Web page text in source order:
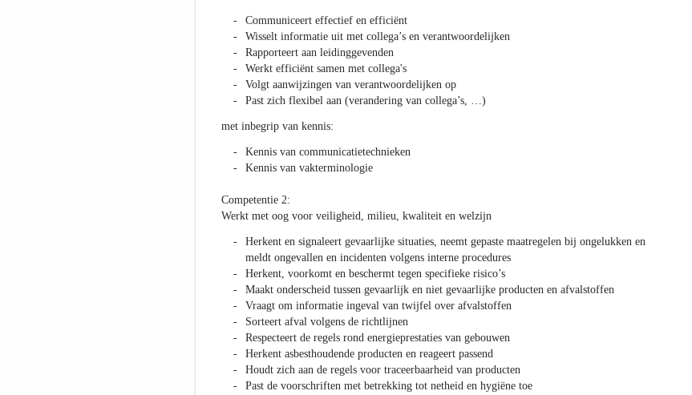
Communiceert effectief en efficiënt
Wisselt informatie uit met collega’s en verantwoordelijken
Rapporteert aan leidinggevenden
Werkt efficiënt samen met collega's
Volgt aanwijzingen van verantwoordelijken op
Past zich flexibel aan (verandering van collega’s, …)
met inbegrip van kennis:
Kennis van communicatietechnieken
Kennis van vakterminologie
Competentie 2:
Werkt met oog voor veiligheid, milieu, kwaliteit en welzijn
Herkent en signaleert gevaarlijke situaties, neemt gepaste maatregelen bij ongelukken en
meldt ongevallen en incidenten volgens interne procedures
Herkent, voorkomt en beschermt tegen specifieke risico’s
Maakt onderscheid tussen gevaarlijk en niet gevaarlijke producten en afvalstoffen
Vraagt om informatie ingeval van twijfel over afvalstoffen
Sorteert afval volgens de richtlijnen
Respecteert de regels rond energieprestaties van gebouwen
Herkent asbesthoudende producten en reageert passend
Houdt zich aan de regels voor traceerbaarheid van producten
Past de voorschriften met betrekking tot netheid en hygiëne toe